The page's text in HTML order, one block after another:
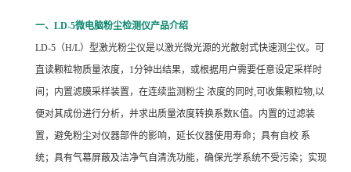
一、LD-5微电脑粉尘检测仪产品介绍
LD-5 （H/L）型激光粉尘仪是以激光微光源的光散射式快速测尘仪。可
直读颗粒物质量浓度，1分钟出结果，或根据用户需要任意设定采样时
间；内置滤膜采样装置，在连续监测粉尘 浓度的同时,可收集颗粒物,以
便对其成份进行分析，并求出质量浓度转换系数K值。内置的过滤装
置，避免粉尘对仪器部件的影响，延长仪器使用寿命；具有自校 系
统；具有气幕屏蔽及洁净气自清洗功能，确保光学系统不受污染；实现